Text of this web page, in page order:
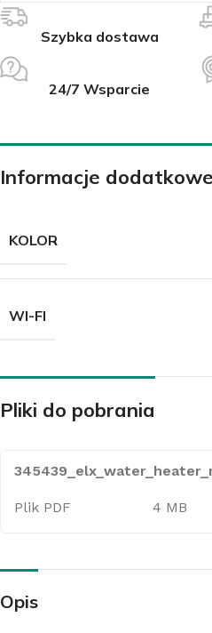
Szybka dostawa
24/7 Wsparcie
Informacje dodatkowe
KOLOR
WI-FI
Pliki do pobrania
Plik PDF 4 MB
Opis